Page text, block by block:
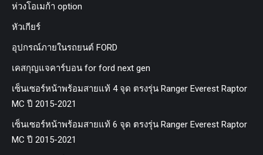
ห่วงโอเมก้า option
หัวเกียร์
อุปกรณ์ภายในรถยนต์ FORD
เคสกุญแจคาร์บอน for ford next gen
เซ็นเซอร์หน้าพร้อมสายแท้ 4 จุด ตรงรุ่น Ranger Everest Raptor
MC ปี 2015-2021
เซ็นเซอร์หน้าพร้อมสายแท้ 6 จุด ตรงรุ่น Ranger Everest Raptor
MC ปี 2015-2021